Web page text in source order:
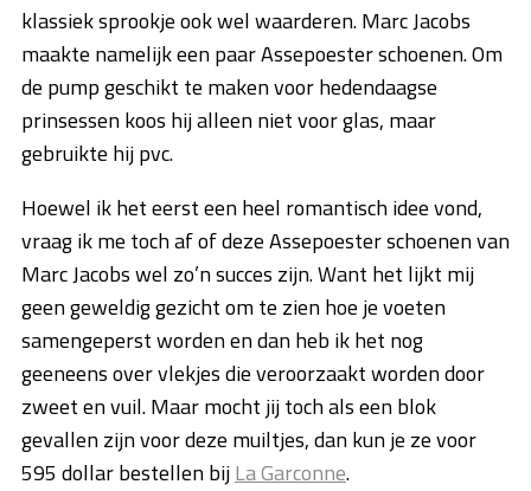
klassiek sprookje ook wel waarderen. Marc Jacobs
maakte namelijk een paar Assepoester schoenen. Om
de pump geschikt te maken voor hedendaagse
prinsessen koos hij alleen niet voor glas, maar
gebruikte hij pvc.
Hoewel ik het eerst een heel romantisch idee vond,
vraag ik me toch af of deze Assepoester schoenen van
Marc Jacobs wel zo’n succes zijn. Want het lijkt mij
geen geweldig gezicht om te zien hoe je voeten
samengeperst worden en dan heb ik het nog
geeneens over vlekjes die veroorzaakt worden door
zweet en vuil. Maar mocht jij toch als een blok
gevallen zijn voor deze muiltjes, dan kun je ze voor
595 dollar bestellen bijLa Garconne.